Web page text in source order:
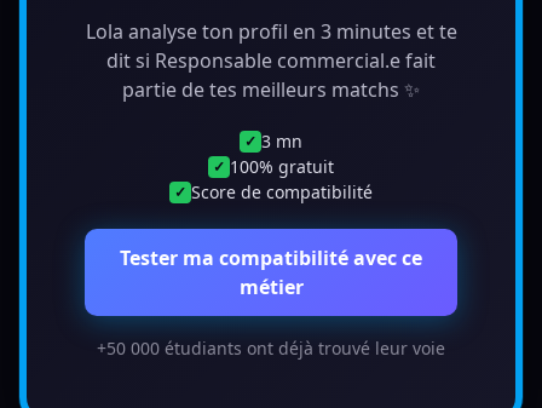
Lola analyse ton profil en 3 minutes et te
dit si Responsable commercial.e fait
partie de tes meilleurs matchs ✨
✓ 3 mn
✓ 100% gratuit
✓ Score de compatibilité
Tester ma compatibilité avec ce
métier
+50 000 étudiants ont déjà trouvé leur voie